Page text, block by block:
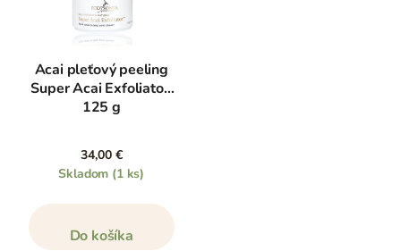
Acai pleťový peeling
Super Acai Exfoliator,
125 g
34,00 €
Skladom (1 ks)
Do košíka